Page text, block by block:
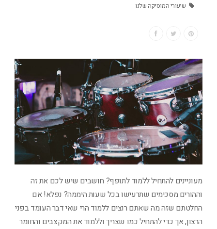
שיעורי המוסיקה שלנו
מעוניינים להתחיל ללמוד לתופף? חושבים שיש לכם את זה
וההורים מסכימים שתרעישו בכל שעות היממה? נפלא! אם
החלטתם שזה מה שאתם רוצים ללמוד הרי שאי דבר העומד בפני
הרצון, אך כדי להתחיל כמו שצריך וללמוד את המקצבים והחומר